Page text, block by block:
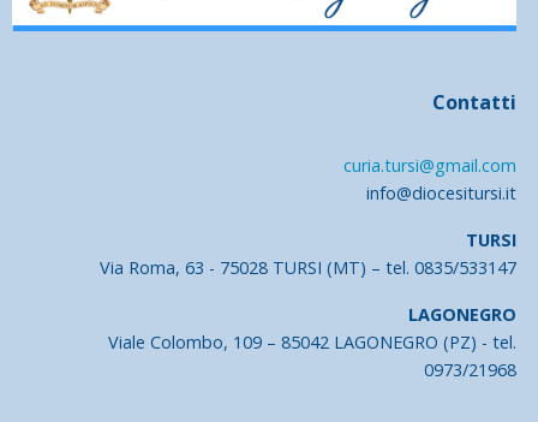
Contatti
curia.tursi@gmail.com
info@diocesitursi.it
TURSI
Via Roma, 63 - 75028 TURSI (MT) – tel. 0835/533147
LAGONEGRO
Viale Colombo, 109 – 85042 LAGONEGRO (PZ) - tel.
0973/21968